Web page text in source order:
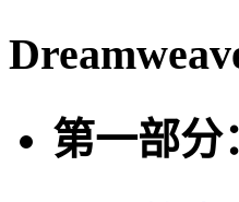
第一部分